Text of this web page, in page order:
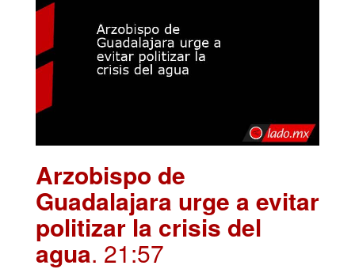
Arzobispo de
Guadalajara urge a evitar
politizar la crisis del
agua. 21:57